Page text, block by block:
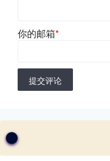
你的邮箱*
提交评论